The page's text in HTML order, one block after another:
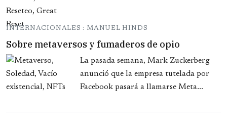
INTERNACIONALES : MANUEL HINDS
Sobre metaversos y fumaderos de opio
La pasada semana, Mark Zuckerberg
anunció que la empresa tutelada por
Facebook pasará a llamarse Meta...